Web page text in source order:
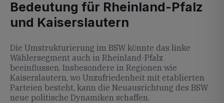
Bedeutung für Rheinland-Pfalz
und Kaiserslautern
Die Umstrukturierung im BSW könnte das linke
Wählersegment auch in Rheinland-Pfalz
beeinflussen. Insbesondere in Regionen wie
Kaiserslautern, wo Unzufriedenheit mit etablierten
Parteien besteht, kann die Neuausrichtung des BSW
neue politische Dynamiken schaffen.